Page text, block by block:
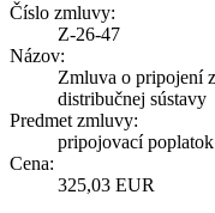
Číslo zmluvy:
Z-26-47
Názov:
Zmluva o pripojení
distribučnej sústavy
Predmet zmluvy:
pripojovací poplatok
Cena:
325,03 EUR